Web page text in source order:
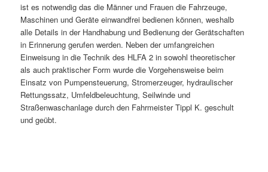
ist es notwendig das die Männer und Frauen die Fahrzeuge,
Maschinen und Geräte einwandfrei bedienen können, weshalb
alle Details in der Handhabung und Bedienung der Gerätschaften
in Erinnerung gerufen werden. Neben der umfangreichen
Einweisung in die Technik des HLFA 2 in sowohl theoretischer
als auch praktischer Form wurde die Vorgehensweise beim
Einsatz von Pumpensteuerung, Stromerzeuger, hydraulischer
Rettungssatz, Umfeldbeleuchtung, Seilwinde und
Straßenwaschanlage durch den Fahrmeister Tippl K. geschult
und geübt.